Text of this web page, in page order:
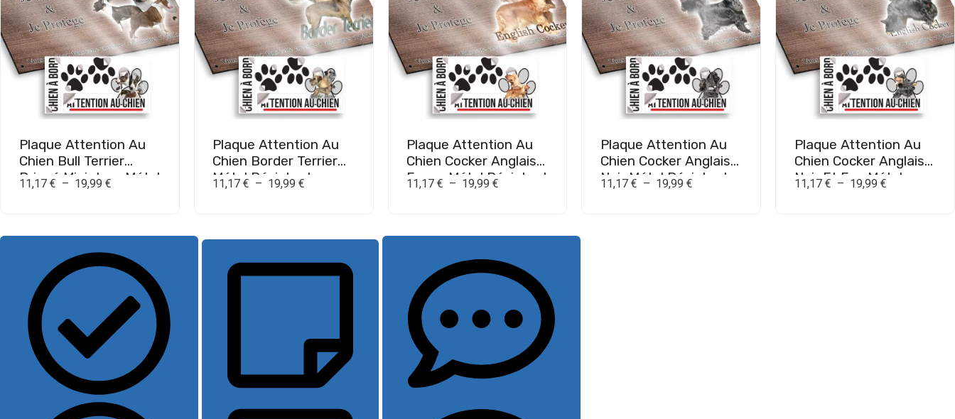
Plaque Attention Au
Chien Bull Terrier
Bringé Miniature Métal
Résistant Extérieur
11,17 € – 19,99 €
Plaque Attention Au
Chien Border Terrier
Métal Résistant
Extérieur
11,17€ – 19,99€
Plaque Attention Au
Chien Cocker Anglais
Fauve Métal Résistant
Extérieur
11,17€ – 19,99€
Plaque Attention Au
Chien Cocker Anglais
Noir Métal Résistant
Extérieur
11,17 € – 19,99 €
Plaque Attention Au
Chien Cocker Anglais
Noir Et Feu Métal
Résistant Extérieur
11,17 € – 19,99 €